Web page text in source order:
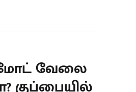
வேலை
குப்பையில்